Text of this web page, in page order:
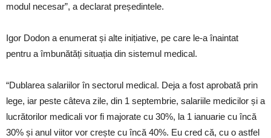
modul necesar”, a declarat președintele.
Igor Dodon a enumerat și alte inițiative, pe care le-a înaintat
pentru a îmbunătăți situația din sistemul medical.
“Dublarea salariilor în sectorul medical. Deja a fost aprobată prin
lege, iar peste câteva zile, din 1 septembrie, salariile medicilor și a
lucrătorilor medicali vor fi majorate cu 30%, la 1 ianuarie cu încă
30% și anul viitor vor crește cu încă 40%. Eu cred că, cu o astfel